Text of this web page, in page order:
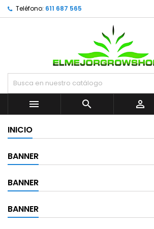
Teléfono: 611 687 565

 
INICIO
BANNER
BANNER
BANNER